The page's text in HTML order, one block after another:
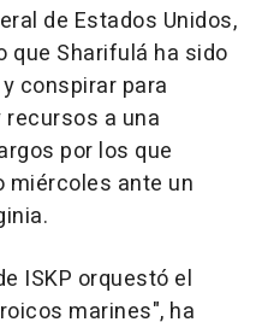
de Estados Unidos,
que Sharifulá ha sido
conspirar para
a una
por los que
ante un
ISKP orquestó el
marines", ha